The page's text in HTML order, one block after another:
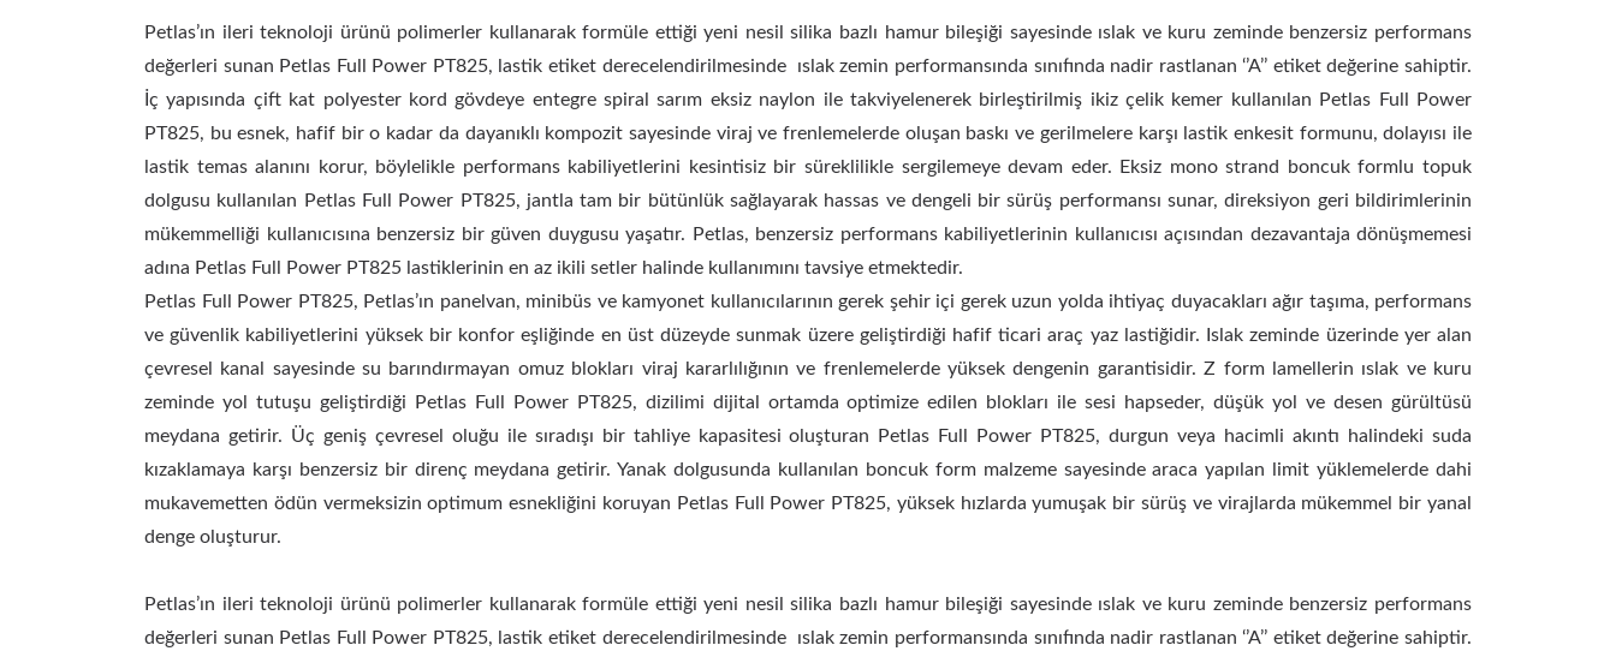
Petlas’ın ileri teknoloji ürünü polimerler kullanarak formüle ettiği yeni nesil silika bazlı hamur bileşiği sayesinde ıslak ve kuru zeminde benzersiz performans
değerleri sunan Petlas Full Power PT825, lastik etiket derecelendirilmesinde ıslak zemin performansında sınıfında nadir rastlanan ‘’A’’ etiket değerine sahiptir.
İç yapısında çift kat polyester kord gövdeye entegre spiral sarım eksiz naylon ile takviyelenerek birleştirilmiş ikiz çelik kemer kullanılan Petlas Full Power
PT825, bu esnek, hafif bir o kadar da dayanıklı kompozit sayesinde viraj ve frenlemelerde oluşan baskı ve gerilmelere karşı lastik enkesit formunu, dolayısı ile
lastik temas alanını korur, böylelikle performans kabiliyetlerini kesintisiz bir süreklilikle sergilemeye devam eder. Eksiz mono strand boncuk formlu topuk
dolgusu kullanılan Petlas Full Power PT825, jantla tam bir bütünlük sağlayarak hassas ve dengeli bir sürüş performansı sunar, direksiyon geri bildirimlerinin
mükemmelliği kullanıcısına benzersiz bir güven duygusu yaşatır. Petlas, benzersiz performans kabiliyetlerinin kullanıcısı açısından dezavantaja dönüşmemesi
adına Petlas Full Power PT825 lastiklerinin en az ikili setler halinde kullanımını tavsiye etmektedir.
Petlas Full Power PT825, Petlas’ın panelvan, minibüs ve kamyonet kullanıcılarının gerek şehir içi gerek uzun yolda ihtiyaç duyacakları ağır taşıma, performans
ve güvenlik kabiliyetlerini yüksek bir konfor eşliğinde en üst düzeyde sunmak üzere geliştirdiği hafif ticari araç yaz lastiğidir. Islak zeminde üzerinde yer alan
çevresel kanal sayesinde su barındırmayan omuz blokları viraj kararlılığının ve frenlemelerde yüksek dengenin garantisidir. Z form lamellerin ıslak ve kuru
zeminde yol tutuşu geliştirdiği Petlas Full Power PT825, dizilimi dijital ortamda optimize edilen blokları ile sesi hapseder, düşük yol ve desen gürültüsü
meydana getirir. Üç geniş çevresel oluğu ile sıradışı bir tahliye kapasitesi oluşturan Petlas Full Power PT825, durgun veya hacimli akıntı halindeki suda
kızaklamaya karşı benzersiz bir direnç meydana getirir. Yanak dolgusunda kullanılan boncuk form malzeme sayesinde araca yapılan limit yüklemelerde dahi
mukavemetten ödün vermeksizin optimum esnekliğini koruyan Petlas Full Power PT825, yüksek hızlarda yumuşak bir sürüş ve virajlarda mükemmel bir yanal
denge oluşturur.
Petlas’ın ileri teknoloji ürünü polimerler kullanarak formüle ettiği yeni nesil silika bazlı hamur bileşiği sayesinde ıslak ve kuru zeminde benzersiz performans
değerleri sunan Petlas Full Power PT825, lastik etiket derecelendirilmesinde ıslak zemin performansında sınıfında nadir rastlanan ‘’A’’ etiket değerine sahiptir.